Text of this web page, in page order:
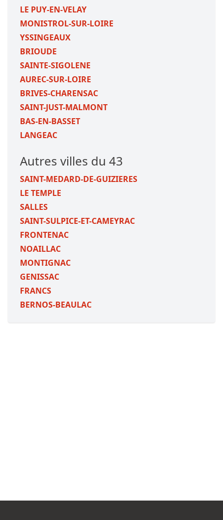
LE PUY-EN-VELAY
MONISTROL-SUR-LOIRE
YSSINGEAUX
BRIOUDE
SAINTE-SIGOLENE
AUREC-SUR-LOIRE
BRIVES-CHARENSAC
SAINT-JUST-MALMONT
BAS-EN-BASSET
LANGEAC
Autres villes du 43
SAINT-MEDARD-DE-GUIZIERES
LE TEMPLE
SALLES
SAINT-SULPICE-ET-CAMEYRAC
FRONTENAC
NOAILLAC
MONTIGNAC
GENISSAC
FRANCS
BERNOS-BEAULAC